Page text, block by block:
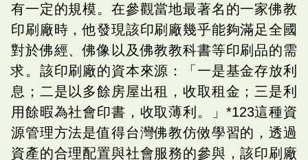
有一定的規模。在參觀當地最著名的一家佛教
印刷廠時，他發現該印刷廠幾乎能夠滿足全國
對於佛經、佛像以及佛教教科書等印刷品的需
求。該印刷廠的資本來源：「一是基金存放利
息；二是以多餘房屋出租，收取租金；三是利
用餘暇為社會印書，收取薄利。」*123這種資
源管理方法是值得台灣佛教仿傚學習的，透過
資產的合理配置與社會服務的參與，該印刷廠